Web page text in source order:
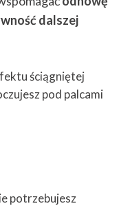
dalszej
ściągniętej
pod palcami
potrzebujesz